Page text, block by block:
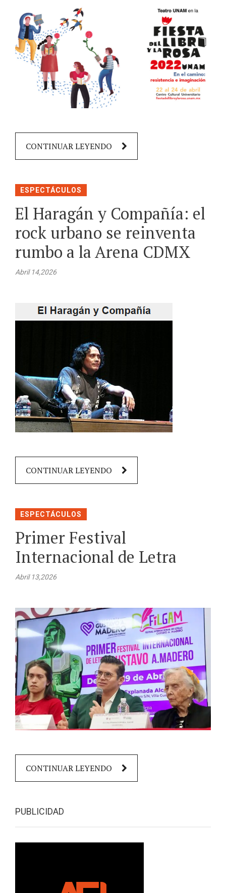
CONTINUAR LEYENDO
ESPECTÁCULOS
El Haragán y Compañía: el
rock urbano se reinventa
rumbo a la Arena CDMX
Abril 14,2026
CONTINUAR LEYENDO
ESPECTÁCULOS
Primer Festival
Internacional de Letra
Abril 13,2026
CONTINUAR LEYENDO
PUBLICIDAD